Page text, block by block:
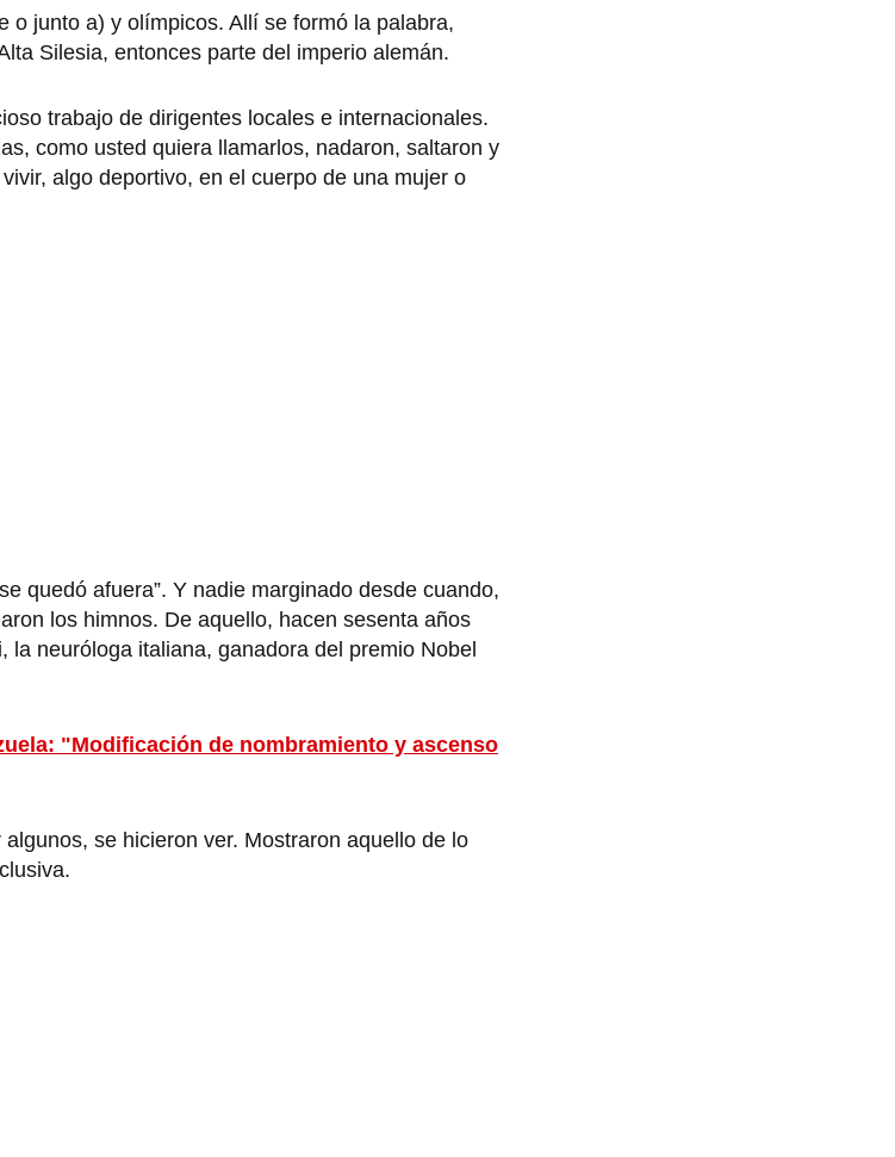
o junto a) y olímpicos. Allí se formó la palabra,
Silesia, entonces parte del imperio alemán.
trabajo de dirigentes locales e internacionales.
como usted quiera llamarlos, nadaron, saltaron y
algo deportivo, en el cuerpo de una mujer o
quedó afuera”. Y nadie marginado desde cuando,
los himnos. De aquello, hacen sesenta años
neuróloga italiana, ganadora del premio Nobel
"Modificación de nombramiento y ascenso
se hicieron ver. Mostraron aquello de lo